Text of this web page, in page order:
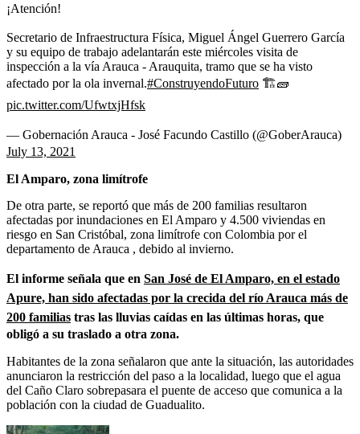
¡Atención!
Secretario de Infraestructura Física, Miguel Ángel Guerrero García
y su equipo de trabajo adelantarán este miércoles visita de
inspección a la vía Arauca - Arauquita, tramo que se ha visto
afectado por la ola invernal.#ConstruyendoFuturo 🏗️🧱
pic.twitter.com/UfwtxjHfsk
— Gobernación Arauca - José Facundo Castillo (@GoberArauca)
July 13, 2021
El Amparo, zona limítrofe
De otra parte, se reportó que más de 200 familias resultaron
afectadas por inundaciones en El Amparo y 4.500 viviendas en
riesgo en San Cristóbal, zona limítrofe con Colombia por el
departamento de Arauca , debido al invierno.
El informe señala que en San José de El Amparo, en el estado
Apure, han sido afectadas por la crecida del río Arauca más de
200 familias tras las lluvias caídas en las últimas horas, que
obligó a su traslado a otra zona.
Habitantes de la zona señalaron que ante la situación, las autoridades
anunciaron la restricción del paso a la localidad, luego que el agua
del Caño Claro sobrepasara el puente de acceso que comunica a la
población con la ciudad de Guadualito.